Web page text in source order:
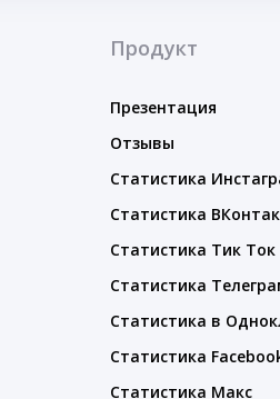
Продукт
Презентация
Отзывы
Статистика
Статистика
Статистика Тик Ток
Статистика
Статистика в
Статистика
Статистика Макс